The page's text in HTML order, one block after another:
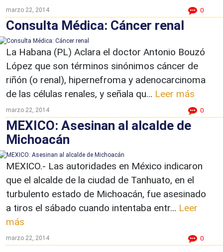
marzo 22, 2014 0
Consulta Médica: Cáncer renal
La Habana (PL) Aclara el doctor Antonio Bouzó
López que son términos sinónimos cáncer de
riñón (o renal), hipernefroma y adenocarcinoma
de las células renales, y señala qu... Leer más
marzo 22, 2014 0
MEXICO: Asesinan al alcalde de
Michoacán
MEXICO.- Las autoridades en México indicaron
que el alcalde de la ciudad de Tanhuato, en el
turbulento estado de Michoacán, fue asesinado
a tiros el sábado cuando intentaba entr... Leer
más
marzo 22, 2014 0